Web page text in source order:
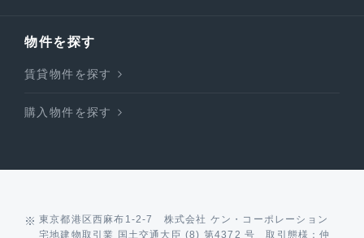
物件を探す
賃貸物件を探す
購入物件を探す
東京都港区西麻布1-2-7 株式会社 ケン・コーポレーション
宅地建物取引業 国土交通大臣 (8) 第4372 号 取引態様：仲